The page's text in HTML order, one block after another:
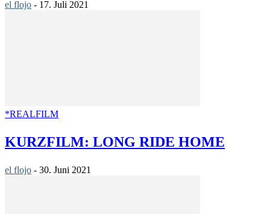
el flojo - 17. Juli 2021
*REALFILM
KURZFILM: LONG RIDE HOME
el flojo - 30. Juni 2021